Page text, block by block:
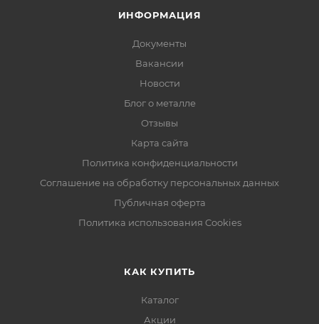
ИНФОРМАЦИЯ
Документы
Вакансии
Новости
Блог о металле
Отзывы
Карта сайта
Политика конфиденциальности
Соглашение на обработку персональных данных
Публичная оферта
Политика использования Cookies
КАК КУПИТЬ
Каталог
Акции